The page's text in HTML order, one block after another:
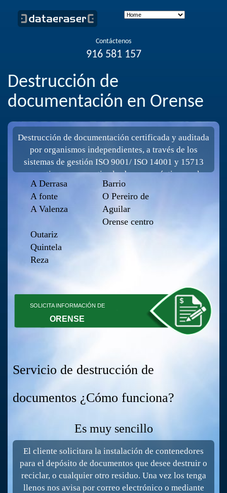
Contáctenos
916 581 157
Destrucción de
documentación en Orense
Destrucción de documentación certificada y auditada
por organismos independientes, a través de los
sistemas de gestión ISO 9001/ ISO 14001 y 15713
normativa que garantiza las buenas prácticas en la
destrucción confidencial de papel, ropa, textil, Cd,
material informático. Garantizamos el cumplimiento
del Reglamento Europeo de Protección de Datos.
A Derrasa
A fonte
A Valenza
Barrio
O Pereiro de
Aguilar
Orense centro
Outariz
Quintela
Reza
SOLICITA INFORMACIÓN DE
ORENSE
Servicio de destrucción de
documentos ¿Cómo funciona?
Es muy sencillo
El cliente solicitara la instalación de contenedores
para el depósito de documentos que desee destruir o
reciclar, o cualquier otro residuo. Una vez los tenga
llenos nos avisa por correo electrónico o mediante